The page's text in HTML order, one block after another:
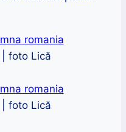
foto Lică
foto Lică